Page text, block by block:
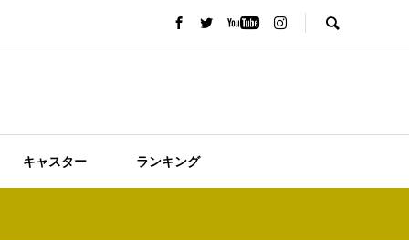
キャスター ランキング